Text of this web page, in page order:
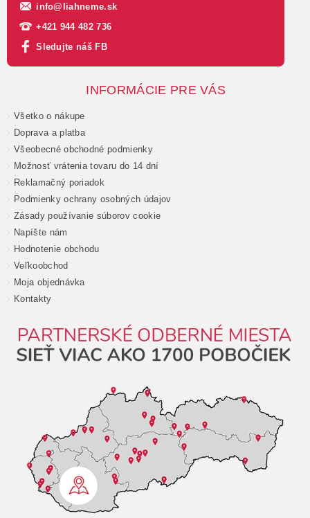
info@ liahneme.sk
+421 944 482 736
Sledujte náš FB
INFORMÁCIE PRE VÁS
Všetko o nákupe
Doprava a platba
Všeobecné obchodné podmienky
Možnosť vrátenia tovaru do 14 dní
Reklamačný poriadok
Podmienky ochrany osobných údajov
Zásady používanie súborov cookie
Napíšte nám
Hodnotenie obchodu
Veľkoobchod
Moja objednávka
Kontakty